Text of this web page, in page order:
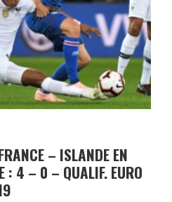
– ISLANDE EN
: 4 – 0 – QUALIF. EURO